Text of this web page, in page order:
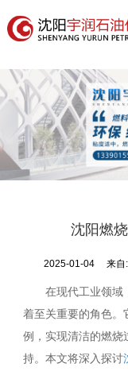
首页 关于宇润 锅
沈阳燃
2025-01-04 来
在现代工业领域
着至关重要的角色。
例，实现清洁的燃烧
持。本文将深入探讨